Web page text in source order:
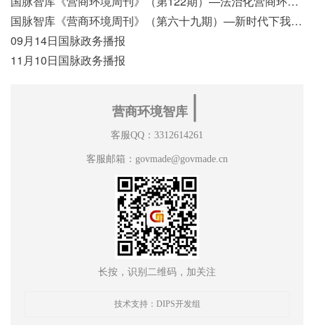
国脉智库《营商环境周刊》（第六十九期）—新时代下我国营商环境标准体系构建初探
09月14日国脉政务播报
11月10日国脉政务播报
营商环境智库
客服QQ：3312614261
客服邮箱：govmade@govmade.cn
长按，识别二维码，加关注
技术支持：DIPS开发组